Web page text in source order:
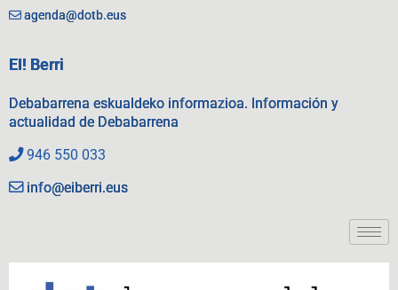
agenda@dotb.eus
EI! Berri
Debabarrena eskualdeko informazioa. Información y
actualidad de Debabarrena
946 550 033
info@eiberri.eus